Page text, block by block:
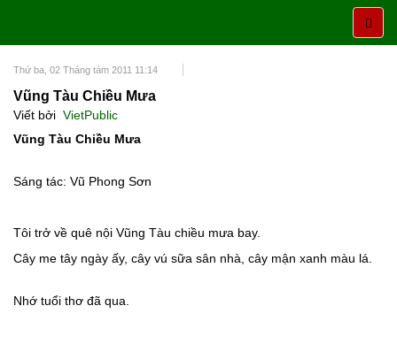
Thứ ba, 02 Tháng tám 2011 11:14
Vũng Tàu Chiều Mưa
Viết bởi VietPublic
Vũng Tàu Chiều Mưa
Sáng tác: Vũ Phong Sơn
Tôi trở về quê nội Vũng Tàu chiều mưa bay.
Cây me tây ngày ấy, cây vú sữa sân nhà, cây mận xanh màu lá.
Nhớ tuổi thơ đã qua.